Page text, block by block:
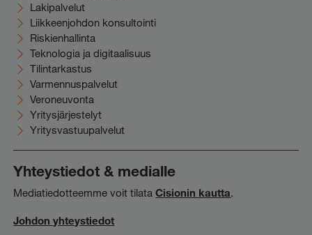
Lakipalvelut
Liikkeenjohdon konsultointi
Riskienhallinta
Teknologia ja digitaalisuus
Tilintarkastus
Varmennuspalvelut
Veroneuvonta
Yritysjärjestelyt
Yritysvastuupalvelut
Yhteystiedot & medialle
Mediatiedotteemme voit tilataCisionin kautta.
Johdon yhteystiedot